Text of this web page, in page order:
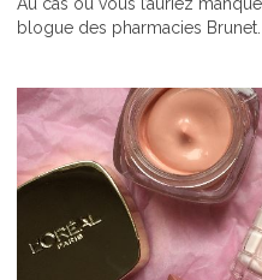
blogue des pharmacies Brunet.